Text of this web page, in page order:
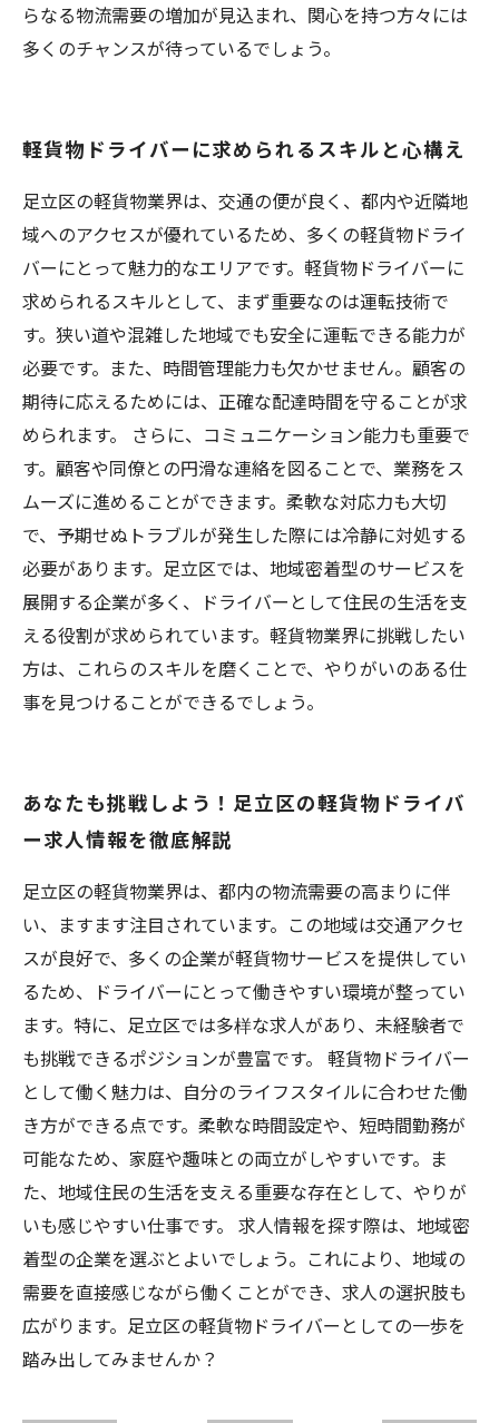
らなる物流需要の増加が見込まれ、関心を持つ方々には
多くのチャンスが待っているでしょう。
軽貨物ドライバーに求められるスキルと心構え
足立区の軽貨物業界は、交通の便が良く、都内や近隣地
域へのアクセスが優れているため、多くの軽貨物ドライ
バーにとって魅力的なエリアです。軽貨物ドライバーに
求められるスキルとして、まず重要なのは運転技術で
す。狭い道や混雑した地域でも安全に運転できる能力が
必要です。また、時間管理能力も欠かせません。顧客の
期待に応えるためには、正確な配達時間を守ることが求
められます。 さらに、コミュニケーション能力も重要で
す。顧客や同僚との円滑な連絡を図ることで、業務をス
ムーズに進めることができます。柔軟な対応力も大切
で、予期せぬトラブルが発生した際には冷静に対処する
必要があります。足立区では、地域密着型のサービスを
展開する企業が多く、ドライバーとして住民の生活を支
える役割が求められています。軽貨物業界に挑戦したい
方は、これらのスキルを磨くことで、やりがいのある仕
事を見つけることができるでしょう。
あなたも挑戦しよう！足立区の軽貨物ドライバ
ー求人情報を徹底解説
足立区の軽貨物業界は、都内の物流需要の高まりに伴
い、ますます注目されています。この地域は交通アクセ
スが良好で、多くの企業が軽貨物サービスを提供してい
るため、ドライバーにとって働きやすい環境が整ってい
ます。特に、足立区では多样な求人があり、未経験者で
も挑戦できるポジションが豊富です。 軽貨物ドライバー
として働く魅力は、自分のライフスタイルに合わせた働
き方ができる点です。柔軟な時間設定や、短時間勤務が
可能なため、家庭や趣味との両立がしやすいです。ま
た、地域住民の生活を支える重要な存在として、やりが
いも感じやすい仕事です。 求人情報を探す際は、地域密
着型の企業を選ぶとよいでしょう。これにより、地域の
需要を直接感じながら働くことができ、求人の選択肢も
広がります。足立区の軽貨物ドライバーとしての一歩を
踏み出してみませんか？